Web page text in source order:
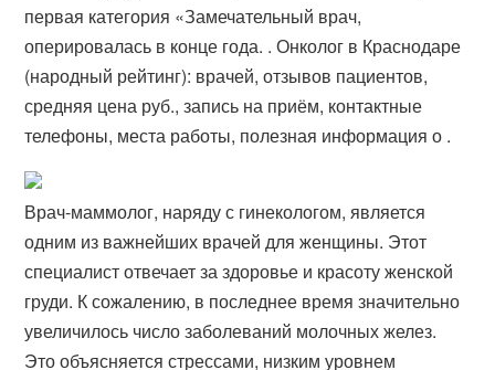
первая категория «Замечательный врач,
оперировалась в конце года. . Онколог в Краснодаре
(народный рейтинг): врачей, отзывов пациентов,
средняя цена руб., запись на приём, контактные
телефоны, места работы, полезная информация о .
Врач-маммолог, наряду с гинекологом, является
одним из важнейших врачей для женщины. Этот
специалист отвечает за здоровье и красоту женской
груди. К сожалению, в последнее время значительно
увеличилось число заболеваний молочных желез.
Это объясняется стрессами, низким уровнем